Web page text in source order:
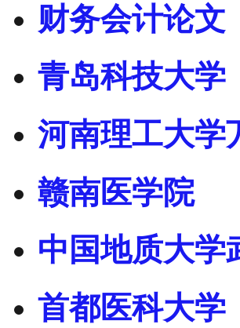
财务会计论文
青岛科技大学
河南理工大学
赣南医学院
中国地质大学
首都医科大学